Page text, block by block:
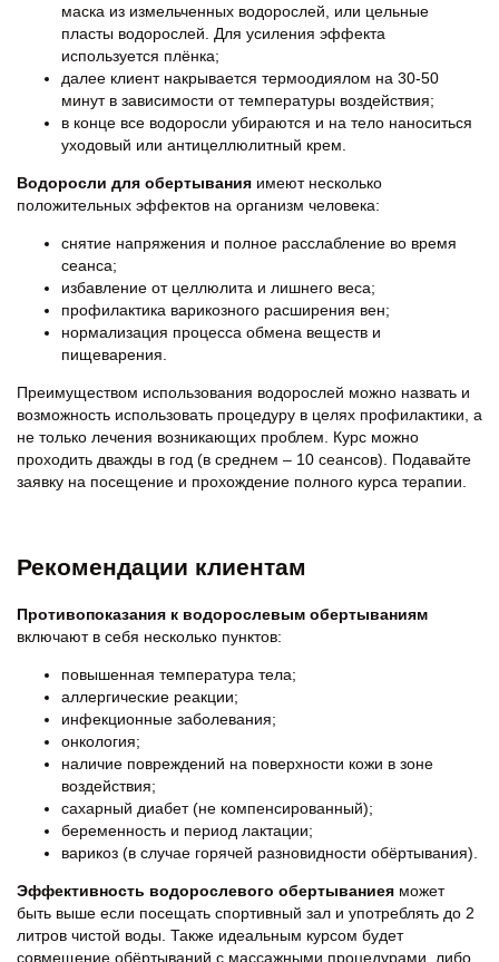
маска из измельченных водорослей, или цельные
пласты водорослей. Для усиления эффекта
используется плёнка;
далее клиент накрывается термоодиялом на 30-50
минут в зависимости от температуры воздействия;
в конце все водоросли убираются и на тело наноситься
уходовый или антицеллюлитный крем.
Водоросли для обертывания имеют несколько
положительных эффектов на организм человека:
снятие напряжения и полное расслабление во время
сеанса;
избавление от целлюлита и лишнего веса;
профилактика варикозного расширения вен;
нормализация процесса обмена веществ и
пищеварения.
Преимуществом использования водорослей можно назвать и
возможность использовать процедуру в целях профилактики, а
не только лечения возникающих проблем. Курс можно
проходить дважды в год (в среднем – 10 сеансов). Подавайте
заявку на посещение и прохождение полного курса терапии.
Рекомендации клиентам
Противопоказания к водорослевым обертываниям
включают в себя несколько пунктов:
повышенная температура тела;
аллергические реакции;
инфекционные заболевания;
онкология;
наличие повреждений на поверхности кожи в зоне
воздействия;
сахарный диабет (не компенсированный);
беременность и период лактации;
варикоз (в случае горячей разновидности обёртывания).
Эффективность водорослевого обертываниея может
быть выше если посещать спортивный зал и употреблять до 2
литров чистой воды. Также идеальным курсом будет
совмещение обёртываний с массажными процедурами, либо